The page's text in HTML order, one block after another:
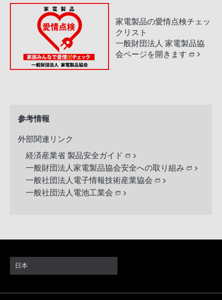
家電製品の愛情点検チェッ
クリスト
一般財団法人 家電製品協
会ページを開きます
参考情報
外部関連リンク
経済産業省 製品安全ガイド
一般財団法人家電製品協会安全への取り組み
一般社団法人電子情報技術産業協会
一般社団法人電池工業会
日本